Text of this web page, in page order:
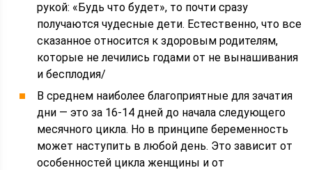
рукой: «Будь что будет», то почти сразу
получаются чудесные дети. Естественно, что все
сказанное относится к здоровым родителям,
которые не лечились годами от не вынашивания
и бесплодия/
В среднем наиболее благоприятные для зачатия
дни — это за 16-14 дней до начала следующего
месячного цикла. Но в принципе беременность
может наступить в любой день. Это зависит от
особенностей цикла женщины и от